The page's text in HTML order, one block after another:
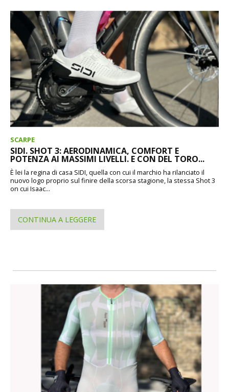
SCARPE
SIDI. SHOT 3: AERODINAMICA, COMFORT E
POTENZA AI MASSIMI LIVELLI. E CON DEL TORO...
È lei la regina di casa SIDI, quella con cui il marchio ha rilanciato il
nuovo logo proprio sul finire della scorsa stagione, la stessa Shot 3
on cui Isaac...
CONTINUA A LEGGERE